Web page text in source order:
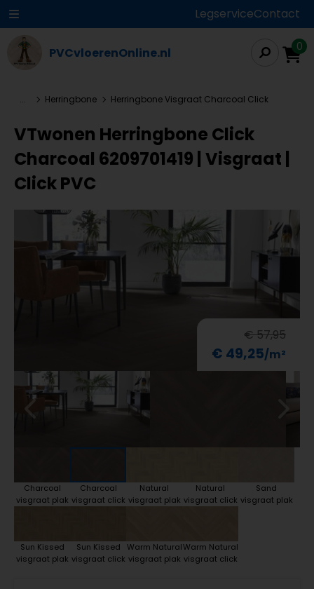
LegserviceContact
PVCvloerenOnline.nl 0
... Herringbone Herringbone Visgraat Charcoal Click
VTwonen Herringbone Click
Charcoal 6209701419 | Visgraat |
Click PVC
€ 57,95
€ 49,25
Charcoal
visgraat plak
Charcoal
visgraat click
Natural
visgraat plak
Natural
visgraat click
Sand
visgraat plak
Sun Kissed
visgraat plak
Sun Kissed
visgraat click
Warm Natural
visgraat plak
Warm Natural
visgraat click